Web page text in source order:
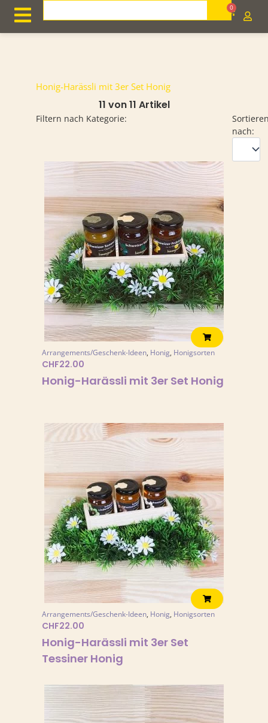
Zum
Inhalt
springen
0
Cart
Honig-Harässli mit 3er Set Honig
11 von 11 Artikel
Filtern nach Kategorie:
nach:
Arrangements/Geschenk-Ideen, Honig, Honigsorten
CHF22.00
Honig-Harässli mit 3er Set Honig
Arrangements/Geschenk-Ideen, Honig, Honigsorten
CHF22.00
Honig-Harässli mit 3er Set
Tessiner Honig